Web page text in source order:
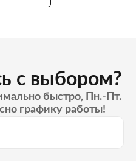
с выбором?
быстро, Пн.-Пт.
графику работы!